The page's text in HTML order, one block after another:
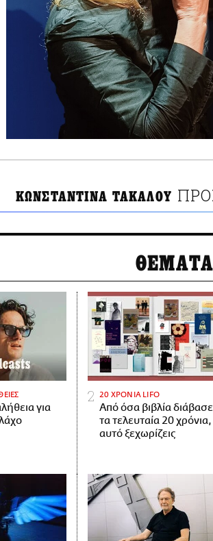
ΚΩΝΣΤΑΝΤΙΝΑ ΤΑΚΑΛΟΥ
ΘΕΜΑΤΑ
για
20 ΧΡΟΝΙΑ LIFO
Από όσα βιβλία
τα τελευταία 20 χρόνια,
αυτό ξεχωρίζεις